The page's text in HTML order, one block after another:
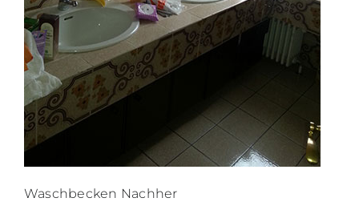
Waschbecken Nachher